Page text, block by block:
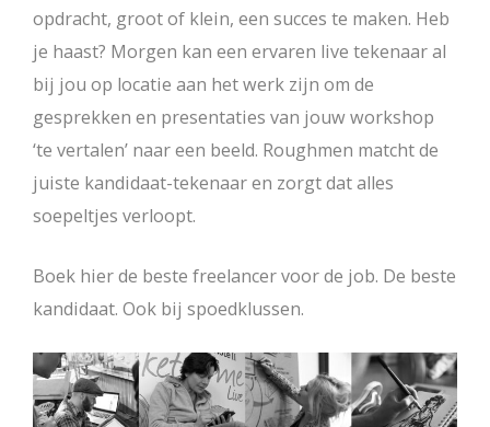
opdracht, groot of klein, een succes te maken. Heb
je haast? Morgen kan een ervaren live tekenaar al
bij jou op locatie aan het werk zijn om de
gesprekken en presentaties van jouw workshop
‘te vertalen’ naar een beeld. Roughmen matcht de
juiste kandidaat-tekenaar en zorgt dat alles
soepeltjes verloopt.
Boek hier de beste freelancer voor de job. De beste
kandidaat. Ook bij spoedklussen.